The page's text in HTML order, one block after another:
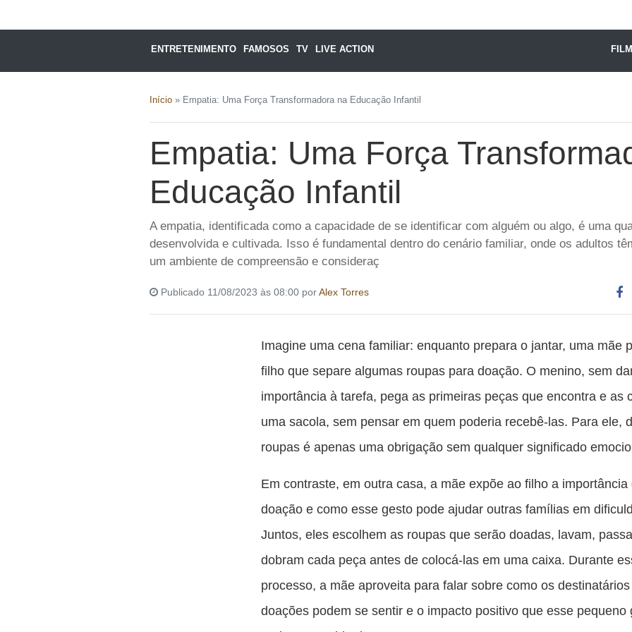
ENTRETENIMENTO FAMOSOS TV LIVE ACTION
Início » Empatia: Uma Força Transformadora na Educação Infantil
Empatia: Uma Força
Educação Infantil
A empatia, identificada como a capacidade de se identificar com alguém ou algo, é uma
desenvolvida e cultivada. Isso é fundamental dentro do cenário familiar, onde os adultos
um ambiente de compreensão e consideraç
Publicado 11/08/2023 às 08:00 porAlex Torres
Imagine uma cena familiar: enquanto prepara o jantar, uma mãe
filho que separe algumas roupas para doação. O menino, sem
importância à tarefa, pega as primeiras peças que encontra e as
uma sacola, sem pensar em quem poderia recebê-las. Para ele,
roupas é apenas uma obrigação sem qualquer significado
Em contraste, em outra casa, a mãe expõe ao filho a importância
doação e como esse gesto pode ajudar outras famílias em
Juntos, eles escolhem as roupas que serão doadas, lavam,
dobram cada peça antes de colocá-las em uma caixa. Durante
processo, a mãe aproveita para falar sobre como os
doações podem se sentir e o impacto positivo que esse pequeno